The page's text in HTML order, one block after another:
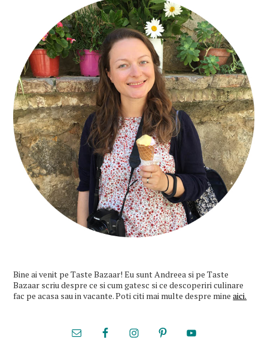
Bine ai venit pe Taste Bazaar! Eu sunt Andreea si pe Taste
Bazaar scriu despre ce si cum gatesc si ce descoperiri culinare
fac pe acasa sau in vacante. Poti citi mai multe despre mineaici.